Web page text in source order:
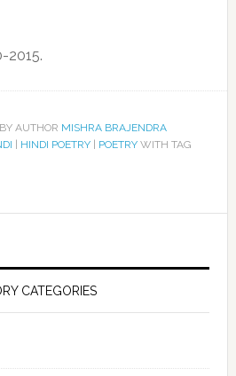
2015.
AUTHOR MISHRA BRAJENDRA
HINDI POETRY| POETRYWITH TAG
CATEGORIES